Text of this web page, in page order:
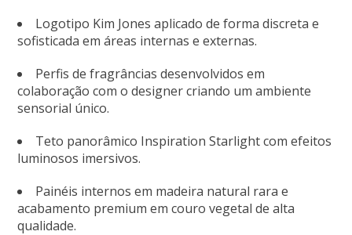
Logotipo Kim Jones aplicado de forma discreta e
sofisticada em áreas internas e externas.
Perfis de fragrâncias desenvolvidos em
colaboração com o designer criando um ambiente
sensorial único.
Teto panorâmico Inspiration Starlight com efeitos
luminosos imersivos.
Painéis internos em madeira natural rara e
acabamento premium em couro vegetal de alta
qualidade.